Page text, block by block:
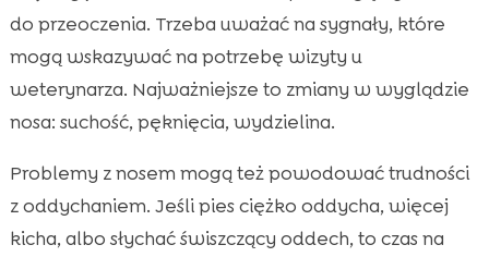
do przeoczenia. Trzeba uważać na sygnały, które
mogą wskazywać na potrzebę wizyty u
weterynarza. Najważniejsze to zmiany w wyglądzie
nosa: suchość, pęknięcia, wydzielina.
Problemy z nosem mogą też powodować trudności
z oddychaniem. Jeśli pies ciężko oddycha, więcej
kicha, albo słychać świszczący oddech, to czas na